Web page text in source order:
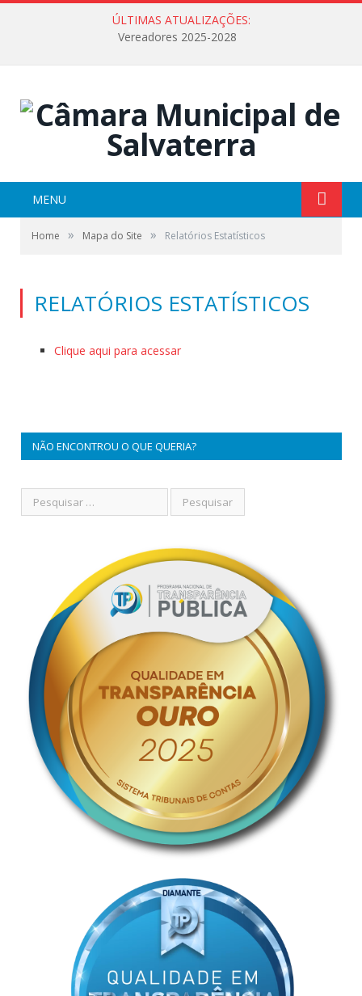
ÚLTIMAS ATUALIZAÇÕES:
Vereadores 2025-2028
MENU
Home » Mapa do Site » Relatórios Estatísticos
RELATÓRIOS ESTATÍSTICOS
Clique aqui para acessar
NÃO ENCONTROU O QUE QUERIA?